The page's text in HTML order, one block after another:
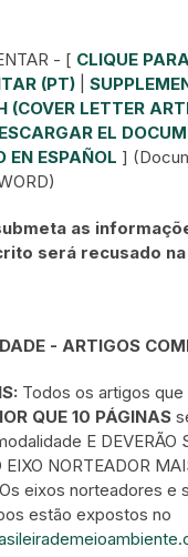
- [ CLIQUE
(PT)
(COVER LETTER
EL
EN ESPAÑOL ]
as
será recusado
- ARTIGOS
Todos os artigos
QUE 10 PÁGINAS
E DEVERÃO
NORTEADOR
eixos norteadores e
estão expostos no